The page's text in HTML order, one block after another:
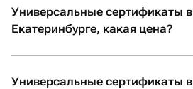
Универсальные сертификаты в
Екатеринбурге, какая цена?
Универсальные сертификаты в